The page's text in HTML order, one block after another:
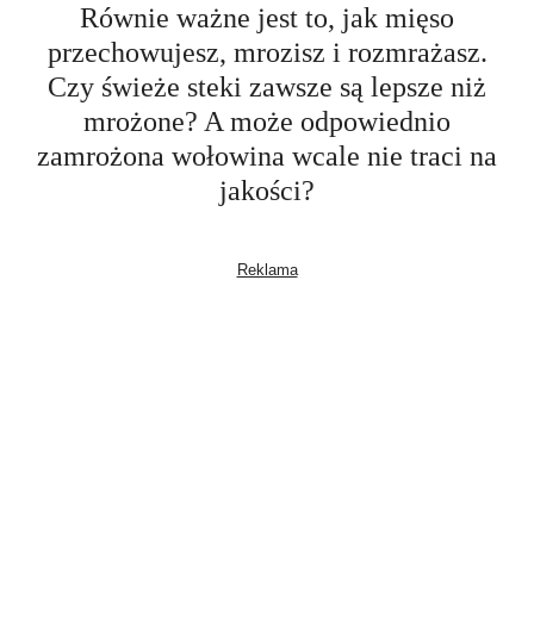
Równie ważne jest to, jak mięso
przechowujesz, mrozisz i rozmrażasz.
Czy świeże steki zawsze są lepsze niż
mrożone? A może odpowiednio
zamrożona wołowina wcale nie traci na
jakości?